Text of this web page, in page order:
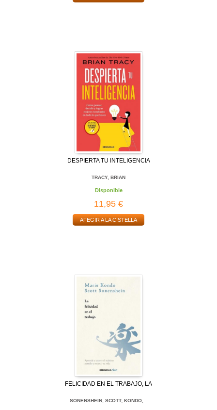
DESPIERTA TU INTELIGENCIA
TRACY, BRIAN
Disponible
11,95 €
AFEGIR A LA CISTELLA
FELICIDAD EN EL TRABAJO, LA
SONENSHEIN, SCOTT; KONDO,...